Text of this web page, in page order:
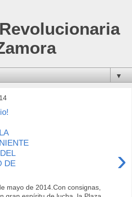
▼
DE
›
mayo de 2014.Con consignas,